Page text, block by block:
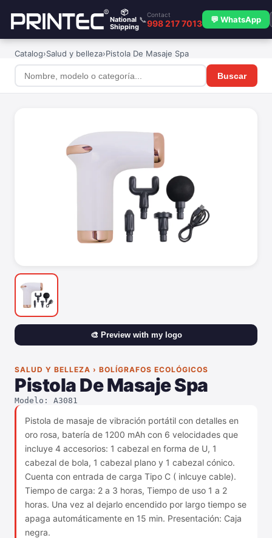
📦
National
Shipping
📞
Contact
998 217 7013 💬 WhatsApp
Catalog›Salud y belleza›Pistola De Masaje Spa
Buscar
🎨 Preview with my logo
SALUD Y BELLEZA › BOLÍGRAFOS ECOLÓGICOS
Pistola De Masaje Spa
Modelo: A3081
Pistola de masaje de vibración portátil con detalles en
oro rosa, batería de 1200 mAh con 6 velocidades que
incluye 4 accesorios: 1 cabezal en forma de U, 1
cabezal de bola, 1 cabezal plano y 1 cabezal cónico.
Cuenta con entrada de carga Tipo C ( inlcuye cable).
Tiempo de carga: 2 a 3 horas, Tiempo de uso 1 a 2
horas. Una vez al dejarlo encendido por largo tiempo se
apaga automáticamente en 15 min. Presentación: Caja
negra.